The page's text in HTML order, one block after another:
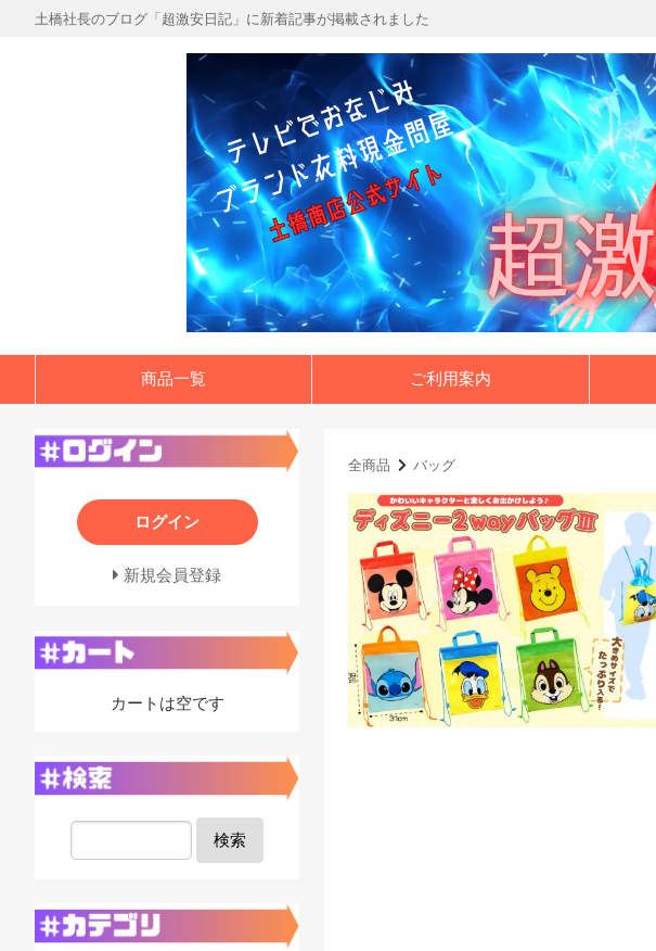
土橋社長のブログ「超激安日記」に新着記事が掲載されました
商品一覧 ご利用案内
全商品 バッグ
ログイン
新規会員登録
カートは空です
検索